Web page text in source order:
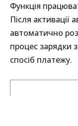
Функція
Після активації
автоматично
процес зарядки
спосіб платежу.